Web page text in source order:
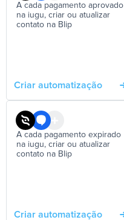
A cada pagamento aprovado
na iugu, criar ou atualizar
contato na Blip
Criar automatização
A cada pagamento expirado
na iugu, criar ou atualizar
contato na Blip
Criar automatização